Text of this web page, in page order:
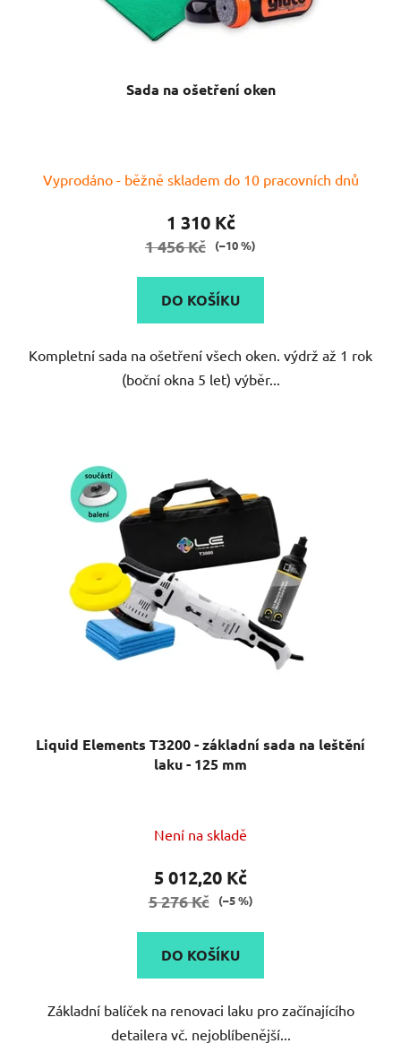
Sada na ošetření oken
Vyprodáno - běžně skladem do 10 pracovních dnů
1 310 Kč
1 456 Kč (–10 %)
DO KOŠÍKU
Kompletní sada na ošetření všech oken. výdrž až 1 rok
(boční okna 5 let) výběr...
Liquid Elements T3200 - základní sada na leštění
laku - 125 mm
Není na skladě
5 012,20 Kč
5 276 Kč (–5 %)
DO KOŠÍKU
Základní balíček na renovaci laku pro začínajícího
detailera vč. nejoblíbenější...